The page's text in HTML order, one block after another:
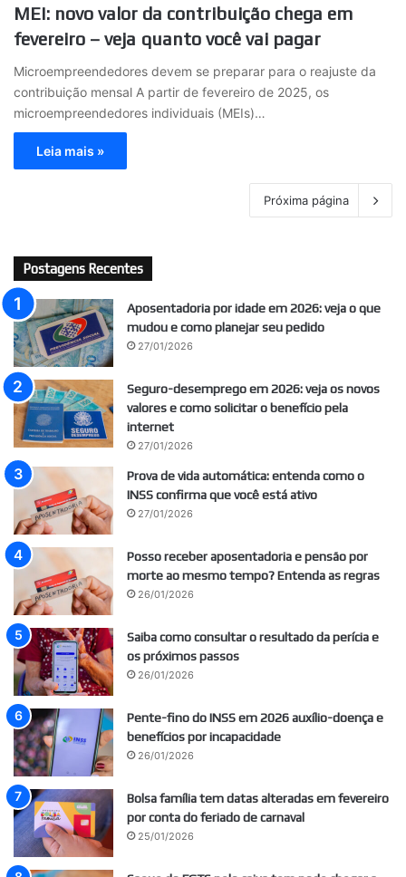
MEI: novo valor da contribuição chega em
fevereiro – veja quanto você vai pagar
Microempreendedores devem se preparar para o reajuste da
contribuição mensal A partir de fevereiro de 2025, os
microempreendedores individuais (MEIs)…
Leia mais »
Próxima página
Postagens Recentes
Aposentadoria por idade em 2026: veja o que
mudou e como planejar seu pedido
27/01/2026
Seguro-desemprego em 2026: veja os novos
valores e como solicitar o benefício pela
internet
27/01/2026
Prova de vida automática: entenda como o
INSS confirma que você está ativo
27/01/2026
Posso receber aposentadoria e pensão por
morte ao mesmo tempo? Entenda as regras
26/01/2026
Saiba como consultar o resultado da perícia e
os próximos passos
26/01/2026
Pente-fino do INSS em 2026 auxílio-doença e
benefícios por incapacidade
26/01/2026
Bolsa família tem datas alteradas em fevereiro
por conta do feriado de carnaval
25/01/2026